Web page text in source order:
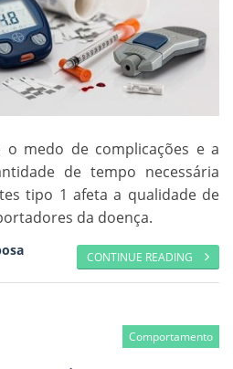
medo de complicações e a
de tempo necessária
tipo 1 afeta a qualidade de
da doença.
CONTINUE READING
Comportamento